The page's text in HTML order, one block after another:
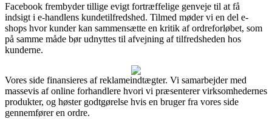
Facebook frembyder tillige evigt fortræffelige genveje til at få
indsigt i e-handlens kundetilfredshed. Tilmed møder vi en del e-
shops hvor kunder kan sammensætte en kritik af ordreforløbet, som
på samme måde bør udnyttes til afvejning af tilfredsheden hos
kunderne.
Vores side finansieres af reklameindtægter. Vi samarbejder med
massevis af online forhandlere hvori vi præsenterer virksomhedernes
produkter, og høster godtgørelse hvis en bruger fra vores side
gennemfører en ordre.